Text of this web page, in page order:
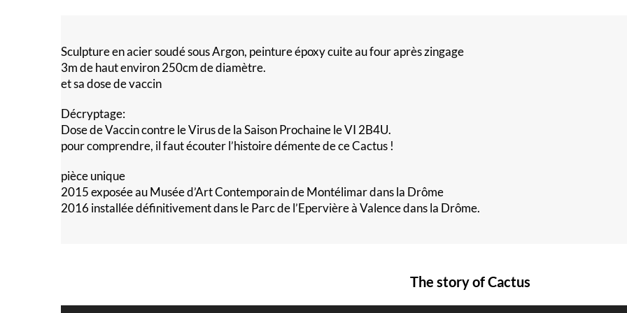
Sculpture en acier soudé sous Argon, peinture époxy cuite au four après zingage
3m de haut environ 250cm de diamètre.
et sa dose de vaccin
Décryptage:
Dose de Vaccin contre le Virus de la Saison Prochaine le VI 2B4U.
pour comprendre, il faut écouter l’histoire démente de ce Cactus !
pièce unique
2015 exposée au Musée d’Art Contemporain de Montélimar dans la Drôme
2016 installée définitivement dans le Parc de l’Epervière à Valence dans la Drôme.
The story of Cactus